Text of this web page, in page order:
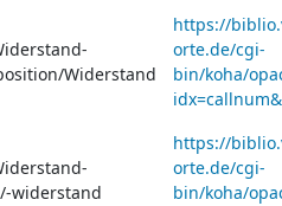
Widerstand
https://
orte.de/cgi-
bin/koha/
widerstand
https://
orte.de/cgi-
bin/koha/